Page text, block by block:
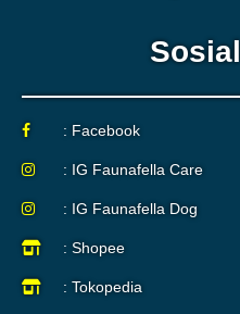
Sosial
: Facebook
: IG Faunafella Care
: IG Faunafella Dog
: Shopee
: Tokopedia